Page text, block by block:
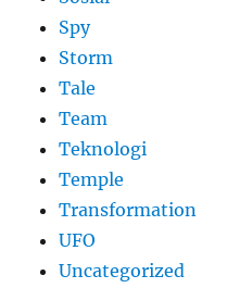
Spy
Storm
Tale
Team
Teknologi
Temple
Transformation
UFO
Uncategorized